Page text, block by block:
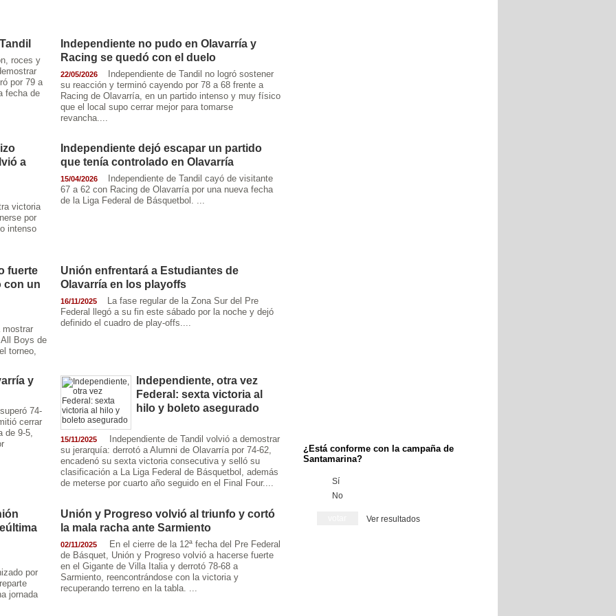
roces y
por 79 a
fecha de
Independiente no pudo en Olavarría y
Racing se quedó con el duelo
22/05/2026
Independiente de Tandil no logró sostener
su reacción y terminó cayendo por 78 a 68 frente a
Racing de Olavarría, en un partido intenso y muy físico
que el local supo cerrar mejor para tomarse
revancha....
a
victoria
por
intenso
Independiente dejó escapar un partido
que tenía controlado en Olavarría
15/04/2026
Independiente de Tandil cayó de visitante
67 a 62 con Racing de Olavarría por una nueva fecha
de la Liga Federal de Básquetbol. ...
fuerte
con un
mostrar
Boys de
torneo,
Unión enfrentará a Estudiantes de
Olavarría en los playoffs
16/11/2025
La fase regular de la Zona Sur del Pre
Federal llegó a su fin este sábado por la noche y dejó
definido el cuadro de play-offs....
y
74-
cerrar
de 9-5,
Independiente, otra vez
Federal: sexta victoria al
hilo y boleto asegurado
15/11/2025
Independiente de Tandil volvió a demostrar
su jerarquía: derrotó a Alumni de Olavarría por 74-62,
encadenó su sexta victoria consecutiva y selló su
clasificación a La Liga Federal de Básquetbol, además
de meterse por cuarto año seguido en el Final Four....
por
jornada
Unión y Progreso volvió al triunfo y cortó
la mala racha ante Sarmiento
02/11/2025
En el cierre de la 12ª fecha del Pre Federal
de Básquet, Unión y Progreso volvió a hacerse fuerte
en el Gigante de Villa Italia y derrotó 78-68 a
Sarmiento, reencontrándose con la victoria y
recuperando terreno en la tabla. ...
¿Está conforme con la campaña de
Santamarina?
Sí
No
Ver resultados